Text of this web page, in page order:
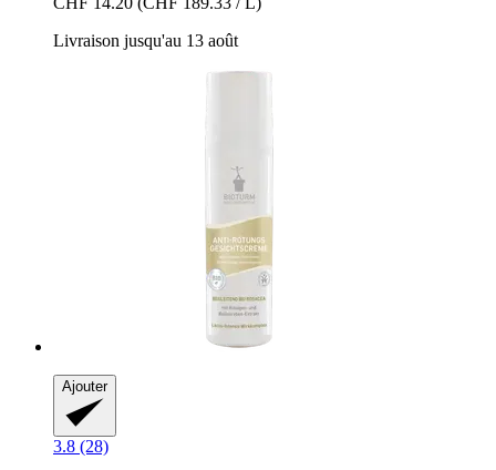
Livraison jusqu'au 13 août
Ajouter
3.8 (28)